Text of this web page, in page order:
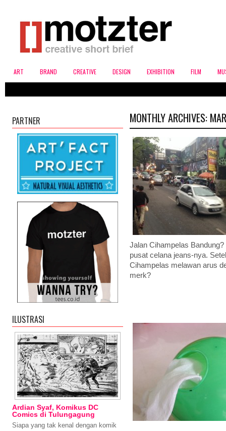
ART BRAND CREATIVE DESIGN EXHIBITION FILM
MONTHLY ARCHIVES:
Jalan Cihampelas
pusat celana jeans-nya.
Cihampelas melawan arus
merk?
PARTNER
ILUSTRASI
Ardian Syaf, Komikus DC
Comics di Tulungagung
Siapa yang tak kenal dengan komik